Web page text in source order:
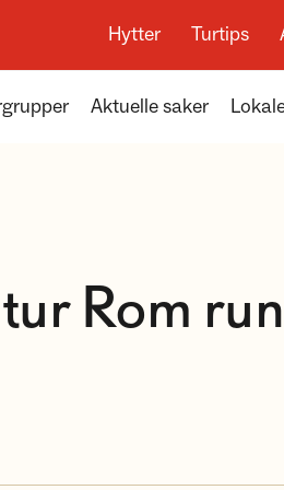
Hytter Turtips
Aktuelle saker
Rom